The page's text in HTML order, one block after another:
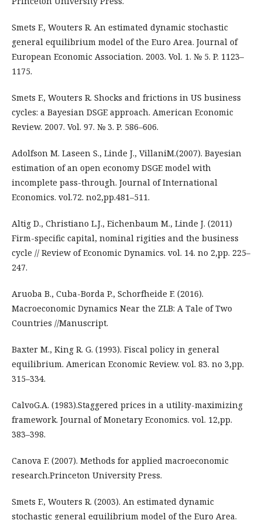
Smets F., Wouters R. An estimated dynamic stochastic
general equilibrium model of the Euro Area. Journal of
European Economic Association. 2003. Vol. 1. № 5. P. 1123–
1175.
Smets F., Wouters R. Shocks and frictions in US business
cycles: a Bayesian DSGE approach. American Economic
Review. 2007. Vol. 97. № 3. P. 586–606.
Adolfson M. Laseen S., Linde J., VillaniM.(2007). Bayesian
estimation of an open economy DSGE model with
incomplete pass-through. Journal of International
Economics. vol.72. no2,pp.481–511.
Altig D., Christiano L.J., Eichenbaum M., Linde J. (2011)
Firm-specific capital, nominal rigities and the business
cycle // Review of Economic Dynamics. vol. 14. no 2,pp. 225–
247.
Aruoba B., Cuba-Borda P., Schorfheide F. (2016).
Macroeconomic Dynamics Near the ZLB: A Tale of Two
Countries //Manuscript.
Baxter M., King R. G. (1993). Fiscal policy in general
equilibrium. American Economic Review. vol. 83. no 3,pp.
315–334.
CalvoG.A. (1983).Staggered prices in a utility-maximizing
framework. Journal of Monetary Economics. vol. 12,pp.
383–398.
Canova F. (2007). Methods for applied macroeconomic
research.Princeton University Press.
Smets F., Wouters R. (2003). An estimated dynamic
stochastic general equilibrium model of the Euro Area.